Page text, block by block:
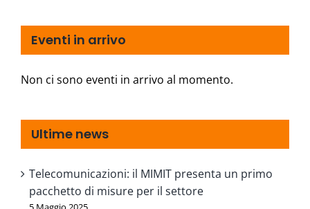
Eventi in arrivo
Non ci sono eventi in arrivo al momento.
Ultime news
Telecomunicazioni: il MIMIT presenta un primo
pacchetto di misure per il settore